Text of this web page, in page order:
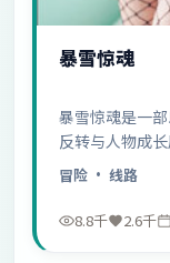
暴雪惊魂
暴雪惊魂是一
反转与人物成
冒险 · 线路
8.8千 2.6千